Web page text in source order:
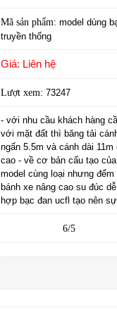
Mã sản phẩm: model dùng
truyền thống
Giá: Liên hệ
Lượt xem: 73247
- với nhu cầu khách hàng
với mặt đất thì băng tải
ngấn 5.5m và cánh dài
cao - về cơ bản cấu tạo
model cùng loại nhưng
bánh xe nâng cao su đúc
hợp bạc đan ucfl tạo nên
6/5